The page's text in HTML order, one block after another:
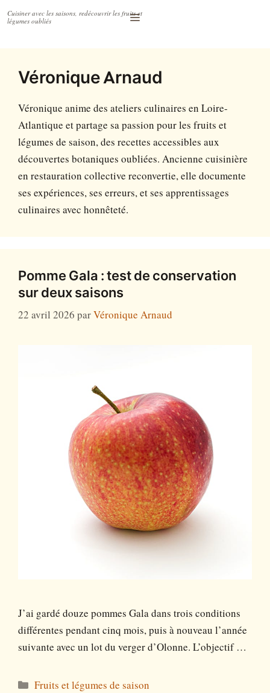
Accéder
au
Menu
Véronique Arnaud
Véronique anime des ateliers culinaires en Loire-
Atlantique et partage sa passion pour les fruits et
légumes de saison, des recettes accessibles aux
découvertes botaniques oubliées. Ancienne cuisinière
en restauration collective reconvertie, elle documente
ses expériences, ses erreurs, et ses apprentissages
culinaires avec honnêteté.
Pomme Gala : test de conservation
sur deux saisons
22 avril 2026 parVéronique Arnaud
J’ai gardé douze pommes Gala dans trois conditions
différentes pendant cinq mois, puis à nouveau l’année
suivante avec un lot du verger d’Olonne. L’objectif …
Catégories
Fruits et légumes de saison